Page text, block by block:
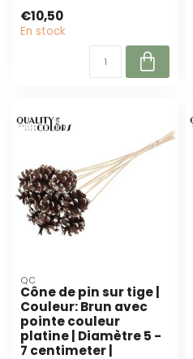
cette pomme d...
€10,50
En stock
QC
Cône de pin sur tige |
Couleur: Brun avec
pointe couleur
platine | Diamètre 5 -
7 centimeter |